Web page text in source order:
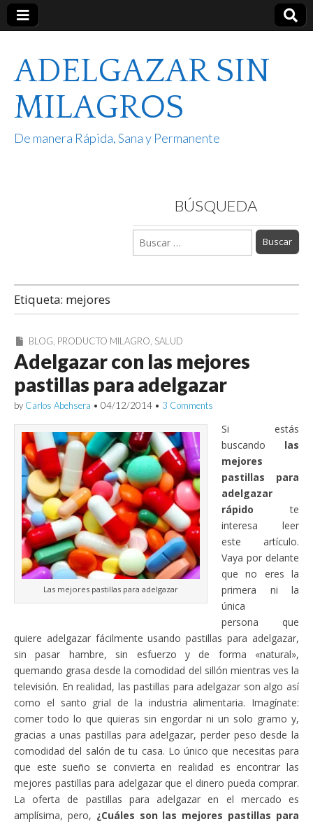
ADELGAZAR SIN
MILAGROS
De manera Rápida, Sana y Permanente
BÚSQUEDA
Buscar:
Etiqueta: mejores
BLOG, PRODUCTO MILAGRO, SALUD
Adelgazar con las mejores
pastillas para adelgazar
by Carlos Abehsera • 04/12/2014 • 3 Comments
Las mejores pastillas para adelgazar
Si estás
buscando las
mejores
pastillas para
adelgazar
rápido te
interesa leer
este artículo.
Vaya por delante
que no eres la
primera ni la
única
persona que
quiere adelgazar fácilmente usando pastillas para adelgazar,
sin pasar hambre, sin esfuerzo y de forma «natural»,
quemando grasa desde la comodidad del sillón mientras ves la
televisión. En realidad, las pastillas para adelgazar son algo así
como el santo grial de la industria alimentaria. Imagínate:
comer todo lo que quieras sin engordar ni un solo gramo y,
gracias a unas pastillas para adelgazar, perder peso desde la
comodidad del salón de tu casa. Lo único que necesitas para
que este sueño se convierta en realidad es encontrar las
mejores pastillas para adelgazar que el dinero pueda comprar.
La oferta de pastillas para adelgazar en el mercado es
amplísima, pero, ¿Cuáles son las mejores pastillas para